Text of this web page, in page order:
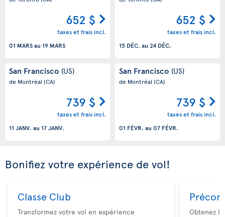
652 $
taxes et frais incl.
01 MARSau 19 MARS
652 $
taxes et frais incl.
15 DÉC. au 24 DÉC.
San Francisco (US)
de Montréal(CA)
739 $
taxes et frais incl.
11 JANV. au 17 JANV.
San Francisco (US)
de Montréal(CA)
739 $
taxes et frais incl.
01 FÉVR. au 07 FÉVR.
Bonifiez votre expérience de vol!
Classe Club
Transformez votre vol en expérience
Obtenez